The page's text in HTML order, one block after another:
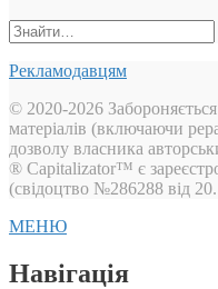
Пошук:
Рекламодавцям
© 2020-2026
матеріалів (включаючи
дозволу власника
® Capitalizator™ є
(свідоцтво №286288 від
МЕНЮ
Навігація